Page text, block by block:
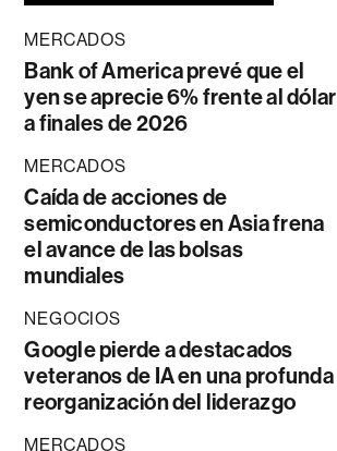
MERCADOS
Bank of America prevé que el
yen se aprecie 6% frente al dólar
a finales de 2026
MERCADOS
Caída de acciones de
semiconductores en Asia frena
el avance de las bolsas
mundiales
NEGOCIOS
Google pierde a destacados
veteranos de IA en una profunda
reorganización del liderazgo
MERCADOS